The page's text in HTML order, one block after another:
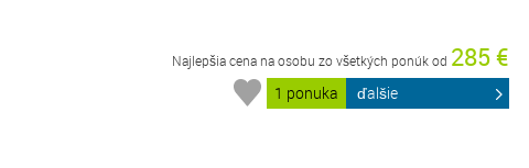
Najlepšia cena na osobu zo všetkých ponúk od 285 €
1 ponuka ďalšie